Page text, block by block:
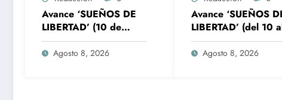
Avance ‘SUEÑOS DE
LIBERTAD’ (10 de
agosto): Gabriel
prepara su venganza
Agosto 8, 2026
Avance ‘SUEÑOS
LIBERTAD’ (del 10
14de agosto): el
secreto de Tasio sale
Agosto 8, 2026